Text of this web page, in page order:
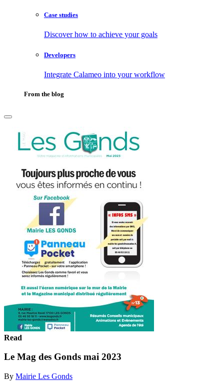
Case studies
Discover how to achieve your goals
Developers
Integrate Calameo into your workflow
From the blog
Read
Le Mag des Gonds mai 2023
By Mairie Les Gonds